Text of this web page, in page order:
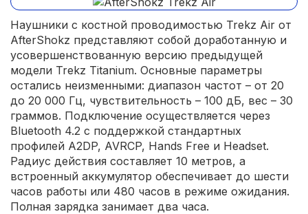
Наушники с костной проводимостью Trekz Air от
AfterShokz представляют собой доработанную и
усовершенствованную версию предыдущей
модели Trekz Titanium. Основные параметры
остались неизменными: диапазон частот – от 20
до 20 000 Гц, чувствительность – 100 дБ, вес – 30
граммов. Подключение осуществляется через
Bluetooth 4.2 с поддержкой стандартных
профилей A2DP, AVRCP, Hands Free и Headset.
Радиус действия составляет 10 метров, а
встроенный аккумулятор обеспечивает до шести
часов работы или 480 часов в режиме ожидания.
Полная зарядка занимает два часа.